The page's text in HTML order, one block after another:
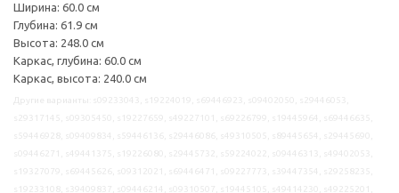
Ширина: 60.0 см
Глубина: 61.9 см
Высота: 248.0 см
Каркас, глубина: 60.0 см
Каркас, высота: 240.0 см